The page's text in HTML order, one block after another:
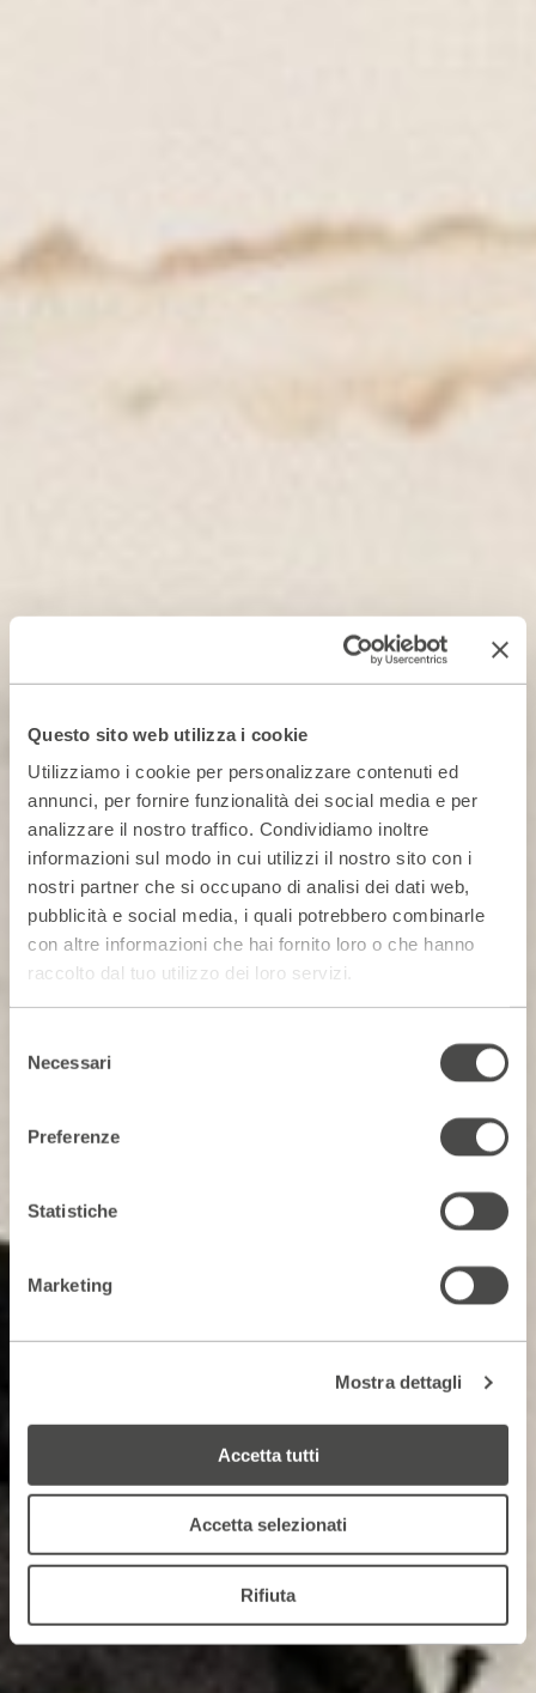
Questo sito web utilizza i cookie
Utilizziamo i cookie per personalizzare contenuti ed
annunci, per fornire funzionalità dei social media e per
analizzare il nostro traffico. Condividiamo inoltre
informazioni sul modo in cui utilizzi il nostro sito con i
nostri partner che si occupano di analisi dei dati web,
pubblicità e social media, i quali potrebbero combinarle
con altre informazioni che hai fornito loro o che hanno
raccolto dal tuo utilizzo dei loro servizi.
delNecessari
Preferenze
Statistiche
Marketing
Mostra dettagli
Accetta tutti
Accetta selezionati
Rifiuta